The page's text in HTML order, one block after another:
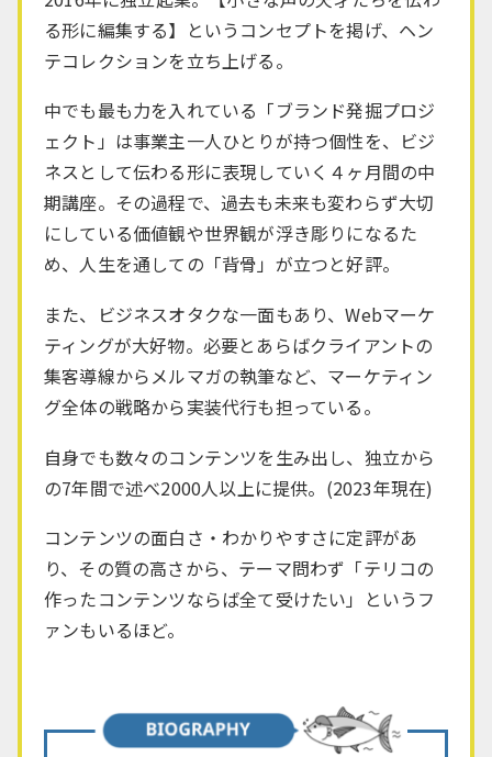
る形に編集する】というコンセプトを掲げ、 ヘン
テコレクションを立ち上げる。
中でも最も力を入れている「ブランド発掘プロジ
ェクト」は事業主一人ひとりが持つ個性を、 ビジ
ネスとして伝わる形に表現していく４ヶ月間の中
期講座。 その過程で、過去も未来も変わらず大切
にしている価値観や世界観が浮き彫りになるた
め、 人生を通しての「背骨」が立つと好評。
また、ビジネスオタクな一面もあり、Webマーケ
ティングが大好物。 必要とあらばクライアントの
集客導線からメルマガの執筆など、 マーケティン
グ全体の戦略から実装代行も担っている。
自身でも数々のコンテンツを生み出し、 独立から
の7年間で述べ2000人以上に提供。(2023年現在)
コンテンツの面白さ・わかりやすさに定評があ
り、 その質の高さから、テーマ問わず 「テリコの
作ったコンテンツならば全て受けたい」というフ
ァンもいるほど。